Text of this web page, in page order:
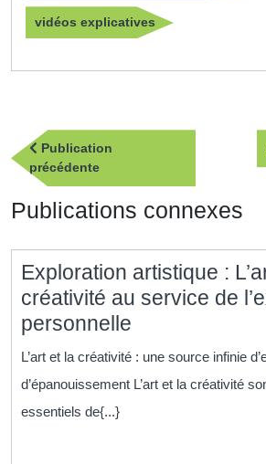
vidéos explicatives
Navigation
de
l’article
Publication
précédentePublication
précédente
Publications connexes
Exploration artistique :
créativité au service de
personnelle
artistique
:
L’art et la créativité : une source infinie
d’épanouissement L’art et la créativité
essentiels de{...}